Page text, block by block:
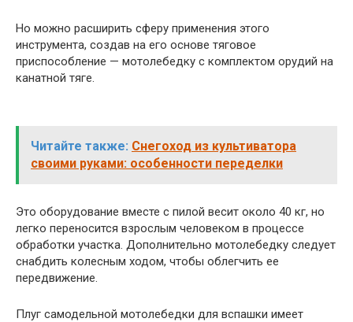
Но можно расширить сферу применения этого
инструмента, создав на его основе тяговое
приспособление — мотолебедку с комплектом орудий на
канатной тяге.
Читайте также: Снегоход из культиватора
своими руками: особенности переделки
Это оборудование вместе с пилой весит около 40 кг, но
легко переносится взрослым человеком в процессе
обработки участка. Дополнительно мотолебедку следует
снабдить колесным ходом, чтобы облегчить ее
передвижение.
Плуг самодельной мотолебедки для вспашки имеет